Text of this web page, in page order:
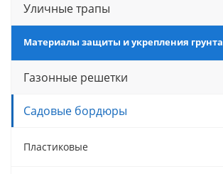
Уличные трапы
Материалы защиты и укрепления грунта
Газонные решетки
Садовые бордюры
Пластиковые